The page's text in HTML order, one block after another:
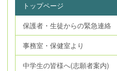
トップページ
保護者・生徒からの緊急連絡
事務室・保健室より
中学生の皆様へ(志願者案内)